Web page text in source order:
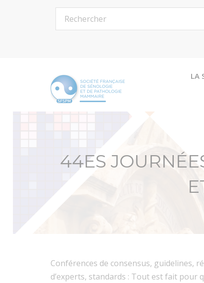
LA
44ES
Conférences de consensus, guidelines,
d’experts, standards : Tout est fait pour